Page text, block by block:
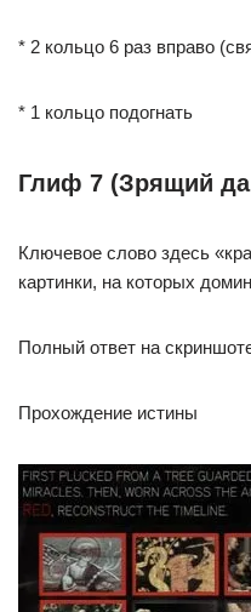
* 2 кольцо 6 раз вправо
* 1 кольцо подогнать
Глиф 7 (Зрящий да
Ключевое слово здесь
картинки, на которых
Полный ответ на
Прохождение истины